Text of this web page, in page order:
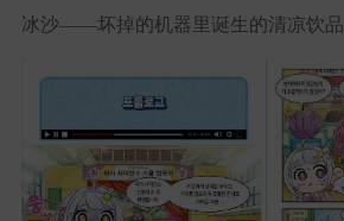
冰沙——坏掉的机器里诞生的清凉饮品